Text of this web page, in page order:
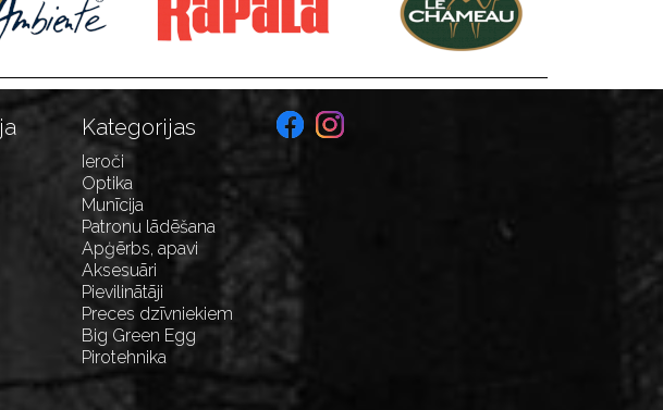
Kategorijas
Ieroči
Optika
Munīcija
Patronu lādēšana
Apģērbs, apavi
Aksesuāri
Pievilinātāji
Preces dzīvniekiem
Big Green Egg
Pirotehnika